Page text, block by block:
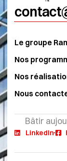
Le groupe
Nos
Nos
Nous
Bâtir
LinkedIn